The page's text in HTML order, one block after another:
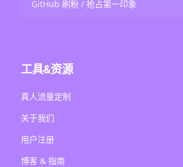
GitHub 刷粉 / 抢占第一印象
工具&资源
真人流量定制
关于我们
用户注册
博客 & 指南